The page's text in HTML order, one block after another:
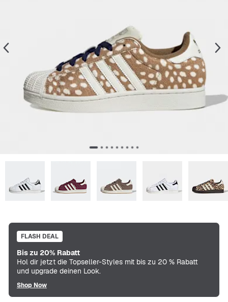
FLASH DEAL
Bis zu 20% Rabatt
Hol dir jetzt die Topseller-Styles mit bis zu 20 % Rabatt
und upgrade deinen Look.
Shop Now